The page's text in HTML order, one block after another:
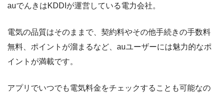
auでんきはKDDIが運営している電力会社。
電気の品質はそのままで、契約料やその他手続きの手数料
無料、ポイントが溜まるなど、auユーザーには魅力的なポ
イントが満載です。
アプリでいつでも電気料⾦をチェックすることも可能なの